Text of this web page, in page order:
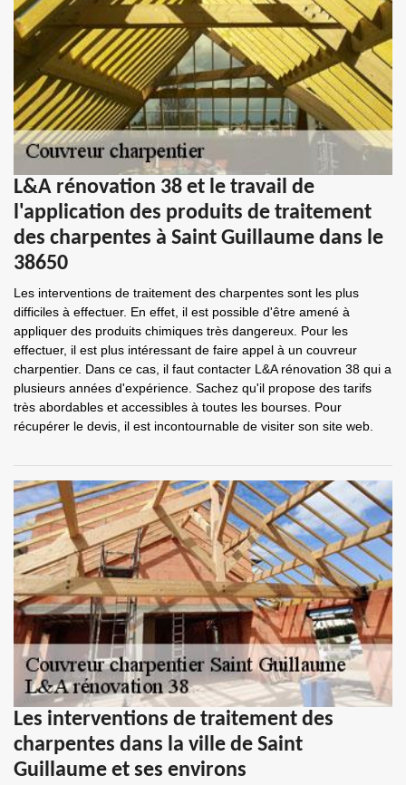
L&A rénovation 38 et le travail de
l'application des produits de traitement
des charpentes à Saint Guillaume dans le
38650
Les interventions de traitement des charpentes sont les plus
difficiles à effectuer. En effet, il est possible d'être amené à
appliquer des produits chimiques très dangereux. Pour les
effectuer, il est plus intéressant de faire appel à un couvreur
charpentier. Dans ce cas, il faut contacter L&A rénovation 38 qui a
plusieurs années d'expérience. Sachez qu'il propose des tarifs
très abordables et accessibles à toutes les bourses. Pour
récupérer le devis, il est incontournable de visiter son site web.
Les interventions de traitement des
charpentes dans la ville de Saint
Guillaume et ses environs